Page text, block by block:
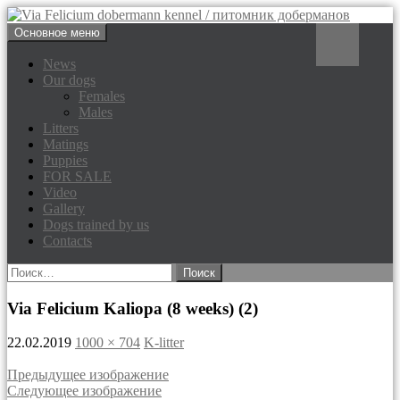
Via Felicium dobermann
kennel / питомник доберманов
Основное меню
к
News
Our dogs
Females
Males
Litters
Matings
Puppies
FOR SALE
Video
Gallery
Dogs trained by us
Contacts
Найти:
Via Felicium Kaliopa (8 weeks) (2)
22.02.2019 1000 × 704 K-litter
Предыдущее изображение
Следующее изображение